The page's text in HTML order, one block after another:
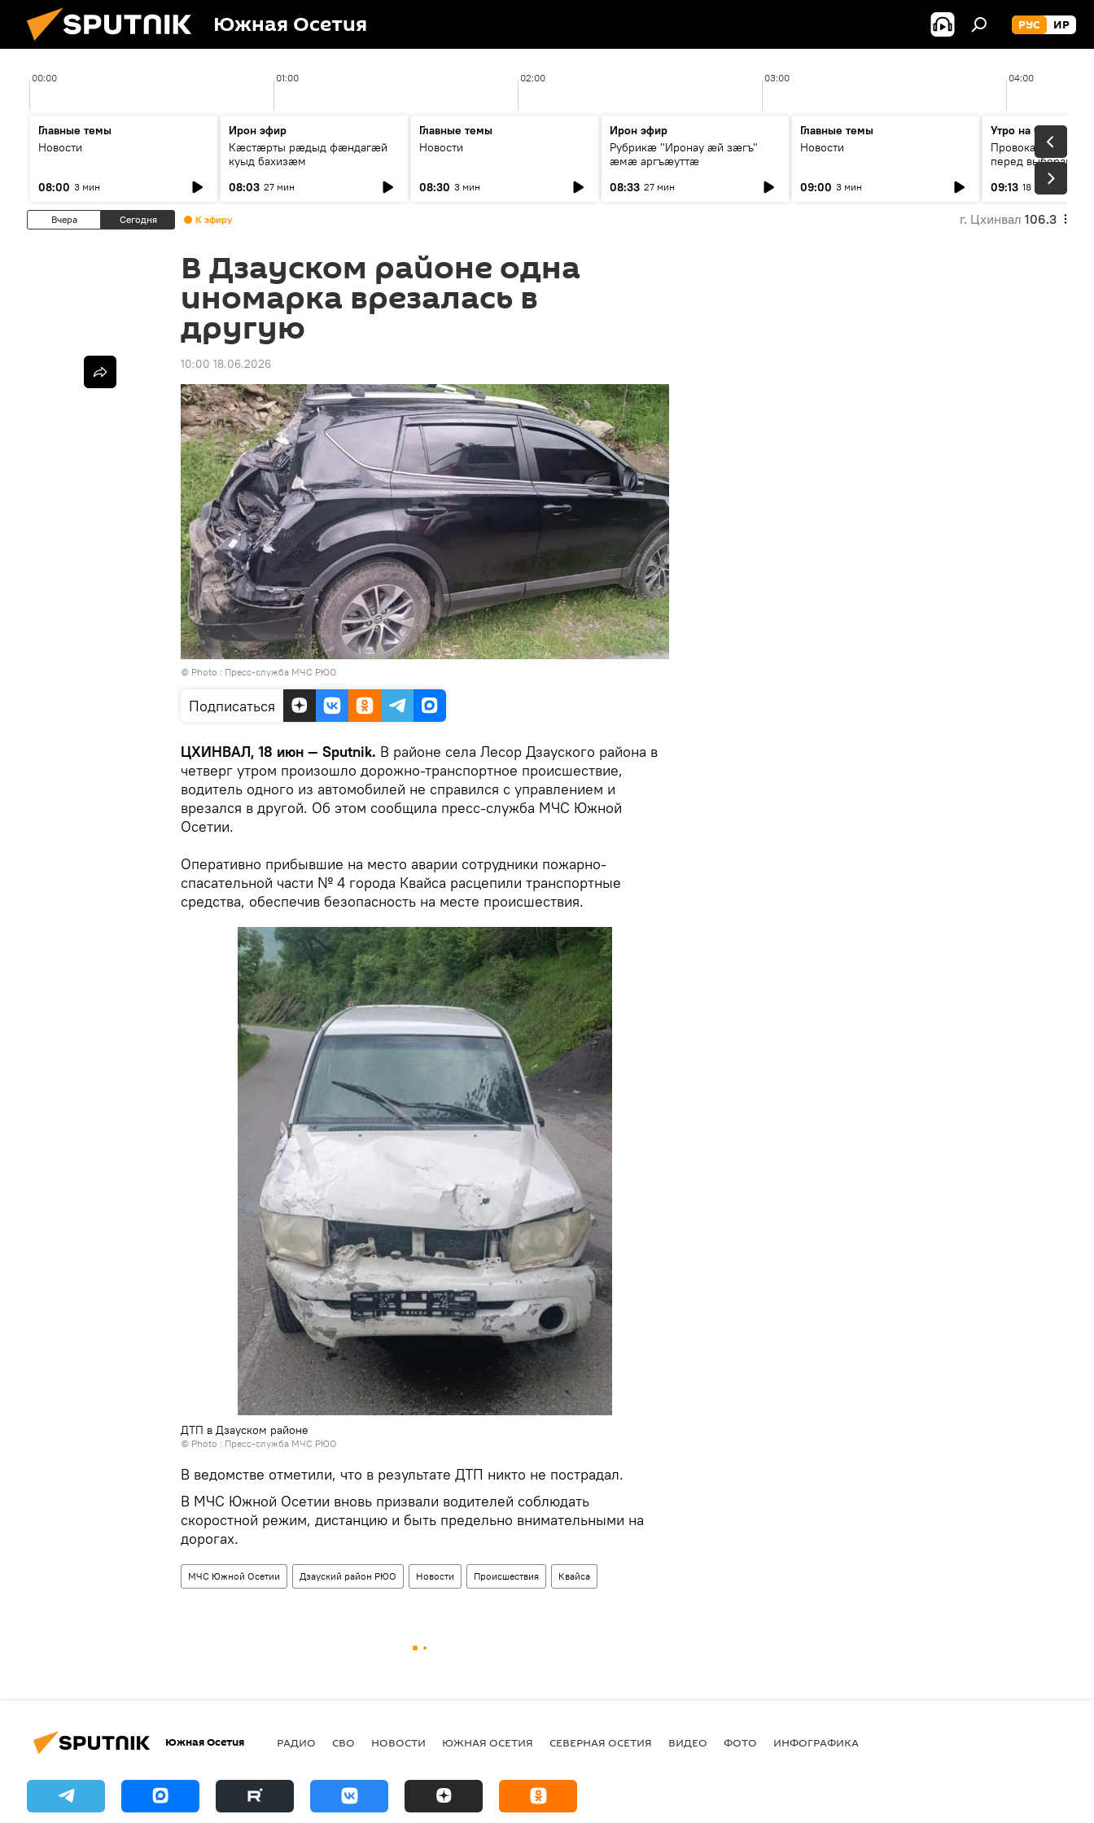
Южная Осетия РУС ИР
00:00 01:00 02:00 03:00 04:00
Главные темы
Новости
08:00 3 мин
Ирон эфир
Кæстæрты рæдыд фæндагæй
куыд бахизæм
08:03 27 мин
Главные темы
Новости
08:30 3 мин
Ирон эфир
Рубрикæ "Иронау ӕй зӕгъ"
ӕмӕ аргъӕуттӕ
08:33 27 мин
Главные темы
Новости
09:00 3 мин
Утро на Спутнике
Провокации со
перед выборами в
09:13 18 мин
Вчера Сегодня К эфиру г. Цхинвал 106.3
В Дзауском районе одна
иномарка врезалась в
другую
10:00 18.06.2026
© Photo : Пресс-служба МЧС РЮО
Подписаться
ЦХИНВАЛ, 18 июн — Sputnik. В районе села Лесор Дзауского района в
четверг утром произошло дорожно-транспортное происшествие,
водитель одного из автомобилей не справился с управлением и
врезался в другой. Об этом сообщила пресс-служба МЧС Южной
Осетии.
Оперативно прибывшие на место аварии сотрудники пожарно-
спасательной части № 4 города Квайса расцепили транспортные
средства, обеспечив безопасность на месте происшествия.
ДТП в Дзауском районе
© Photo : Пресс-служба МЧС РЮО
В ведомстве отметили, что в результате ДТП никто не пострадал.
В МЧС Южной Осетии вновь призвали водителей соблюдать
скоростной режим, дистанцию и быть предельно внимательными на
дорогах.
МЧС Южной Осетии Дзауский район РЮО Новости Происшествия Квайса
Южная Осетия РАДИО СВО НОВОСТИ ЮЖНАЯ ОСЕТИЯ СЕВЕРНАЯ ОСЕТИЯ ВИДЕО ФОТО ИНФОГРАФИКА